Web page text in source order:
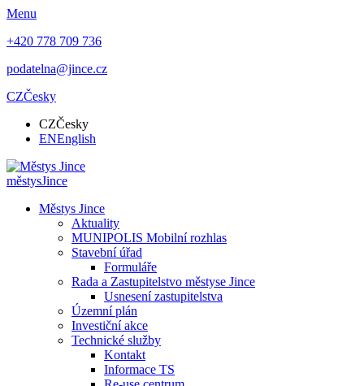
Menu
+420 778 709 736
podatelna@jince.cz
CZČesky
CZČesky
ENEnglish
městysJince
Městys Jince
Aktuality
MUNIPOLIS Mobilní rozhlas
Stavební úřad
Formuláře
Rada a Zastupitelstvo městyse Jince
Usnesení zastupitelstva
Územní plán
Investiční akce
Technické služby
Kontakt
Informace TS